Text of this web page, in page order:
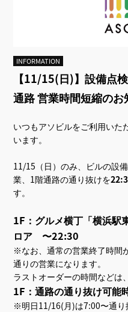
INFORMATION
【11/15(日)】設備点
通路 営業時間短縮のお
いつもアソビルをご利用いた
います。
11/15（日）のみ、ビルの設
業、1階通路の通り抜けを
す。
1F：グルメ横丁「横浜駅
ロア 〜22:30
※なお、通常の営業終了時間
通りの営業になります。
ラストオーダーの時間などは
1F：通路の通り抜け可
※明日11/16(月)は7:00〜通り